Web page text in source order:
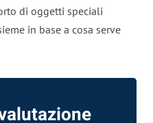
di oggetti speciali
in base a cosa serve